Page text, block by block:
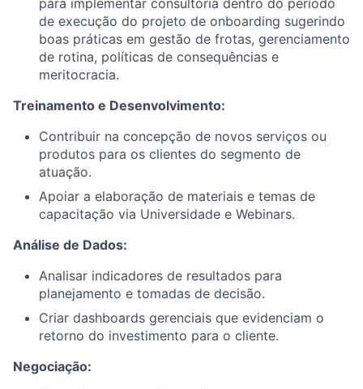
para implementar consultoria dentro do período
de execução do projeto de onboarding sugerindo
boas práticas em gestão de frotas, gerenciamento
de rotina, políticas de consequências e
meritocracia.
Treinamento e Desenvolvimento:
Contribuir na concepção de novos serviços ou
produtos para os clientes do segmento de
atuação.
Apoiar a elaboração de materiais e temas de
capacitação via Universidade e Webinars.
Análise de Dados:
Analisar indicadores de resultados para
planejamento e tomadas de decisão.
Criar dashboards gerenciais que evidenciam o
retorno do investimento para o cliente.
Negociação: